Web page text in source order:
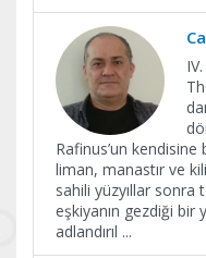
Rafinus’un
liman, manastır ve
sahili yüzyıllar sonra
eşkiyanın gezdiği bir
adlandırıl ...